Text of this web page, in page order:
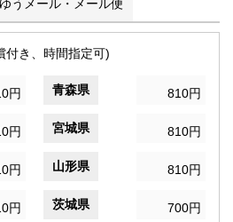
ゆうメール・メール便
付き、時間指定可)
円 青森県 810円
円 宮城県 810円
円 山形県 810円
円 茨城県 700円